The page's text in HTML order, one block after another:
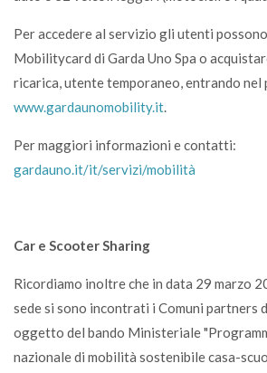
Per accedere al servizio gli utenti
Mobilitycard di Garda Uno Spa o
ricarica,utente temporaneo, entrando
www.gardaunomobility.it.
Per maggiori informazioni e contatti:
gardauno.it/it/servizi/mobilità
Car e Scooter Sharing
Ricordiamo inoltre che in data 29 marzo
sede si sono incontrati i Comuni partners
oggetto del bando Ministeriale
nazionale di mobilità sostenibile casa-